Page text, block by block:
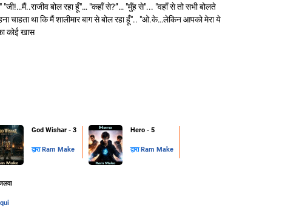
बोल रहा हूँ"… "कहाँ से?”… "मुँह से"... "वहाँ से तो सभी बोलते
चाहता था कि मैं शालीमार बाग से बोल रहा हूँ".. "ओ.के…लेकिन आपको मेरा ये
कोई खास
God Wishar - 3
द्वारा Ram Make
Hero - 5
द्वारा Ram Make